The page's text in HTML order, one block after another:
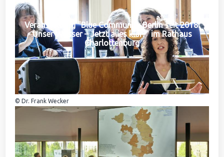
Veranstaltung "Blue Community Berlin seit 2018:
Unser Wasser – Jetzt alles klar?" im Rathaus
Charlottenburg
© Dr. Frank Wecker